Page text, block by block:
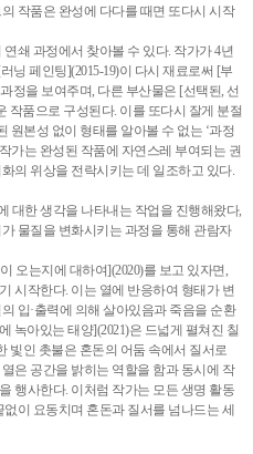
작품은 완성에 다다를 때면 또다시 시작
쇄 과정에서 찾아볼 수 있다. 작가가 4년
닝 페인팅](2015-19)이 다시 재료로써 [부
정을 보여주며, 다른 부산물은 [선택된, 선
작품으로 구성된다. 이를 또다시 잘게 분절
원본성 없이 형태를 알아볼 수 없는 ‘과정
가는 완성된 작품에 자연스레 부여되는 권
의 위상을 전락시키는 데 일조하고 있다.
대한 생각을 나타내는 작업을 진행해왔다,
물질을 변화시키는 과정을 통해 관람자
오는지에 대하여](2020)를 보고 있자면,
시작한다. 이는 열에 반응하여 형태가 변
입·출력에 의해 살아있음과 죽음을 순환
녹아있는 태양](2021)은 드넓게 펼쳐진 칠
빛인 촛불은 혼돈의 어둠 속에서 질서로
은 공간을 밝히는 역할을 함과 동시에 작
행사한다. 이처럼 작가는 모든 생명 활동
이 요동치며 혼돈과 질서를 넘나드는 세